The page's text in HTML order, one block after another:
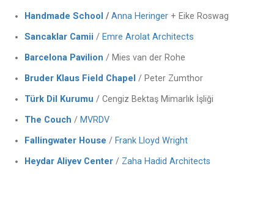
Handmade School / Anna Heringer + Eike Roswag
Sancaklar Camii / Emre Arolat Architects
Barcelona Pavilion / Mies van der Rohe
Bruder Klaus Field Chapel / Peter Zumthor
Türk Dil Kurumu / Cengiz Bektaş Mimarlık İşliği
The Couch / MVRDV
Fallingwater House / Frank Lloyd Wright
Heydar Aliyev Center / Zaha Hadid Architects